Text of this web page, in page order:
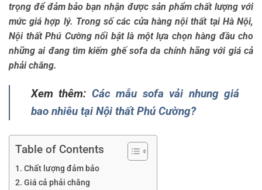
trọng để đảm bảo bạn nhận được sản phẩm chất lượng với
mức giá hợp lý. Trong số các cửa hàng nội thất tại Hà Nội,
Nội thất Phú Cường nổi bật là một lựa chọn hàng đầu cho
những ai đang tìm kiếm ghế sofa da chính hãng với giá cả
phải chăng.
Xem thêm: Các mẫu sofa vải nhung giá
bao nhiêu tại Nội thất Phú Cường?
Table of Contents
Chất lượng đảm bảo
Giá cả phải chăng